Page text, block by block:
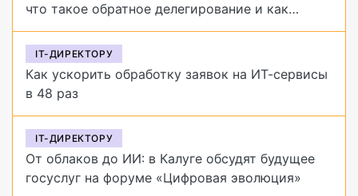
что такое обратное делегирование и как
от него избавиться
IT-ДИРЕКТОРУ
Как ускорить обработку заявок на ИТ-сервисы
в 48 раз
IT-ДИРЕКТОРУ
От облаков до ИИ: в Калуге обсудят будущее
госуслуг на форуме «Цифровая эволюция»